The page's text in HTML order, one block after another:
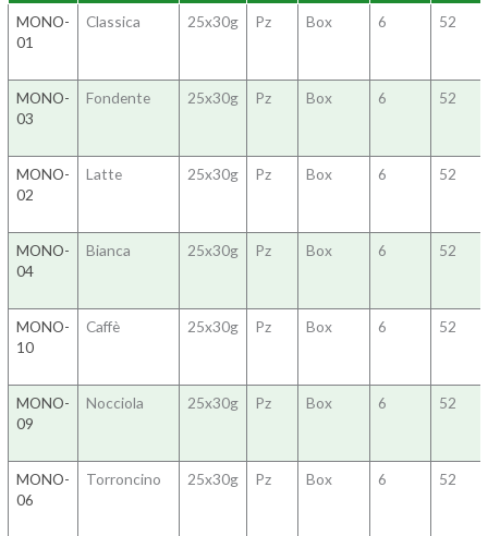
MONO-
01
Classica 25x30g Pz Box 6 52
MONO-
03
Fondente 25x30g Pz Box 6 52
MONO-
02
Latte 25x30g Pz Box 6 52
MONO-
04
Bianca 25x30g Pz Box 6 52
MONO-
10
Caffè 25x30g Pz Box 6 52
MONO-
09
Nocciola 25x30g Pz Box 6 52
MONO-
06
Torroncino 25x30g Pz Box 6 52